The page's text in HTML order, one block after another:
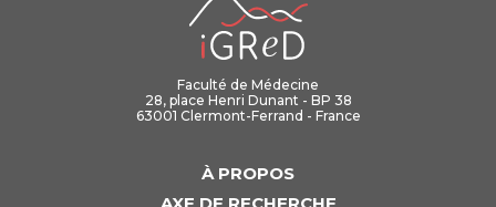
Faculté de Médecine
28, place Henri Dunant - BP 38
63001 Clermont-Ferrand - France
À PROPOS